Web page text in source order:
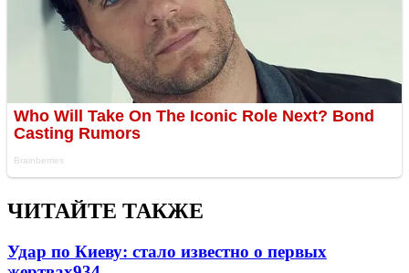
ЧИТАЙТЕ ТАКЖЕ
Удар по Киеву: стало известно о первых